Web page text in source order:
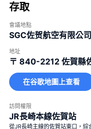
存取
會議地點
SGC佐贺航空有限公
地址
〒 840-2212 佐賀縣
在谷歌地圖上查看
訪問權限
JR長崎本線佐賀站
從JR長崎主線的佐賀站東口，綜